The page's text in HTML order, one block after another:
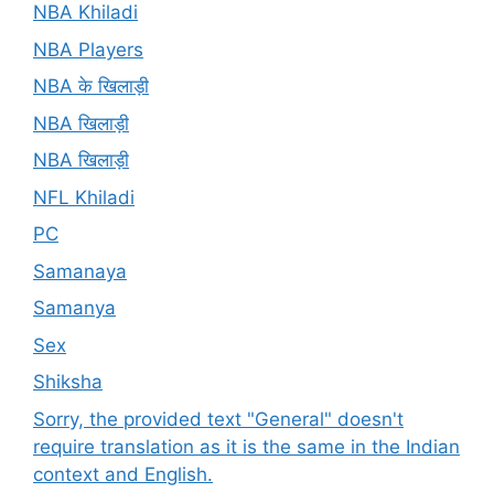
NBA Khiladi
NBA Players
NBA के खिलाड़ी
NBA खिलाड़ी
NBA खिलाड़ी
NFL Khiladi
PC
Samanaya
Samanya
Sex
Shiksha
Sorry, the provided text "General" doesn't
require translation as it is the same in the Indian
context and English.